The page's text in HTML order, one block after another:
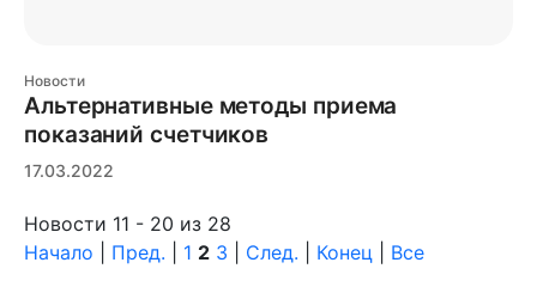
Новости
Альтернативные методы приема
показаний счетчиков
17.03.2022
Новости 11 - 20 из 28
Начало
Пред. 1 2 3 След. Конец Все